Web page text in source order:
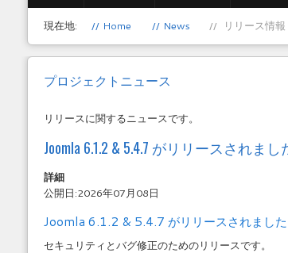
現在地: Home News リリース情報
プロジェクトニュース
リリースに関するニュースです。
Joomla 6.1.2 & 5.4.7 がリリースされまし
詳細
公開日:2026年07月08日
Joomla 6.1.2 & 5.4.7 がリリースされました
セキュリティとバグ修正のためのリリースです。